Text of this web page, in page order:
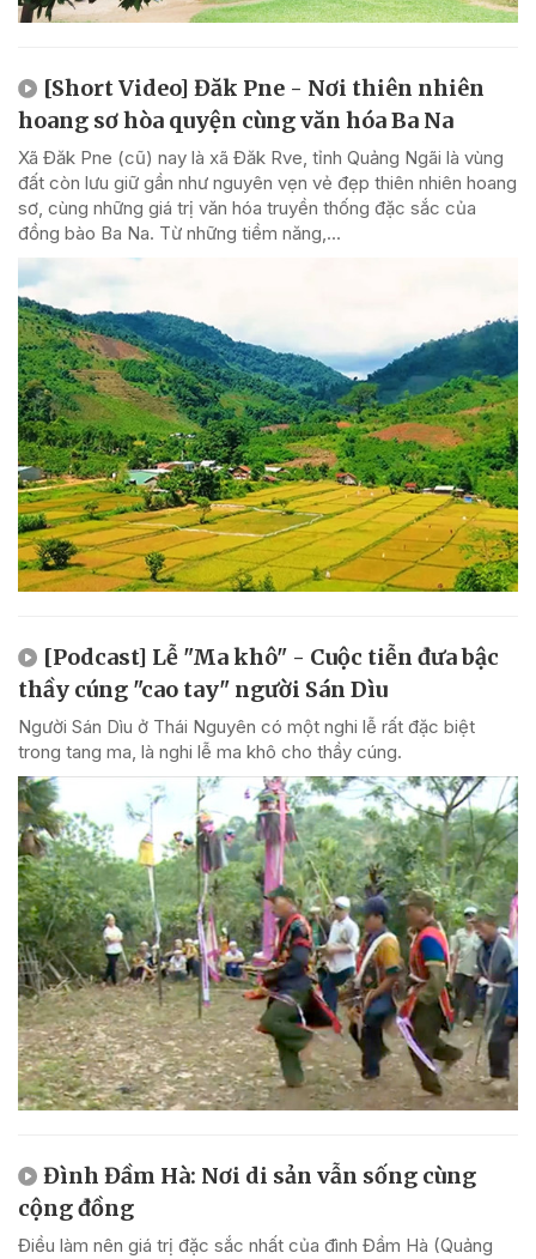
[Short Video] Đăk Pne - Nơi thiên nhiên
hoang sơ hòa quyện cùng văn hóa Ba Na
Xã Đăk Pne (cũ) nay là xã Đăk Rve, tỉnh Quảng Ngãi là vùng
đất còn lưu giữ gần như nguyên vẹn vẻ đẹp thiên nhiên hoang
sơ, cùng những giá trị văn hóa truyền thống đặc sắc của
đồng bào Ba Na. Từ những tiềm năng,...
[Podcast] Lễ "Ma khô" - Cuộc tiễn đưa bậc
thầy cúng "cao tay" người Sán Dìu
Người Sán Dìu ở Thái Nguyên có một nghi lễ rất đặc biệt
trong tang ma, là nghi lễ ma khô cho thầy cúng.
Đình Đầm Hà: Nơi di sản vẫn sống cùng
cộng đồng
Điều làm nên giá trị đặc sắc nhất của đình Đầm Hà (Quảng